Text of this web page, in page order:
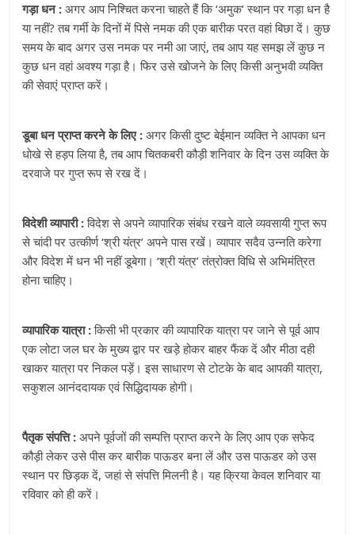
गड़ा धन : अगर आप निश्चित करना चाहते हैं कि ‘अमुक’ स्थान पर गड़ा धन है
या नहीं? तब गर्मी के दिनों में पिसे नमक की एक बारीक परत वहां बिछा दें। कुछ
समय के बाद अगर उस नमक पर नमी आ जाएं, तब आप यह समझ लें कुछ न
कुछ धन वहां अवश्य गड़ा है। फिर उसे खोजने के लिए किसी अनुभवी व्यक्ति
की सेवाएं प्राप्त करें।
डूबा धन प्राप्त करने के लिए :अगर किसी दुष्ट बेईमान व्यक्ति ने आपका धन
धोखे से हड़प लिया है, तब आप चितकबरी कौड़ी शनिवार के दिन उस व्यक्ति के
दरवाजे पर गुप्त रूप से रख दें।
विदेशी व्यापारी :विदेश से अपने व्यापारिक संबंध रखने वाले व्यवसायी गुप्त रूप
से चांदी पर उत्कीर्ण ‘श्री यंत्र’ अपने पास रखें। व्यापार सदैव उन्नति करेगा
और विदेश में धन भी नहीं डूबेगा। ‘श्री यंत्र’ तंत्रोक्त विधि से अभिमंत्रित
होना चाहिए।
व्यापारिक यात्रा :किसी भी प्रकार की व्यापारिक यात्रा पर जाने से पूर्व आप
एक लोटा जल घर के मुख्य द्वार पर खड़े होकर बाहर फैंक दें और मीठा दही
खाकर यात्रा पर निकल पड़ें। इस साधारण से टोटके के बाद आपकी यात्रा,
सकुशल आनंददायक एवं सिद्धिदायक होगी।
पैतृक संपत्ति : अपने पूर्वजों की सम्पत्ति प्राप्त करने के लिए आप एक सफेद
कौड़ी लेकर उसे पीस कर बारीक पाऊडर बना लें और उस पाऊडर को उस
स्थान पर छिड़क दें, जहां से संपत्ति मिलनी है। यह क्रिया केवल शनिवार या
रविवार को ही करें।